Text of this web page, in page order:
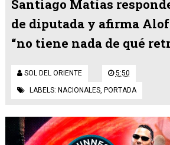
Santiago Matías
de diputada y afirma
“no tiene nada de qué
SOL DEL ORIENTE 5:50
LABELS: NACIONALES, PORTADA